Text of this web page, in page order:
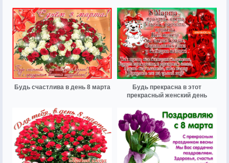
Будь счастлива в день 8 марта
Будь прекрасна в этот
прекрасный женский день